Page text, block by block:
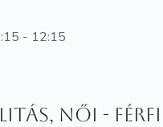
- 12:15
női - férfi